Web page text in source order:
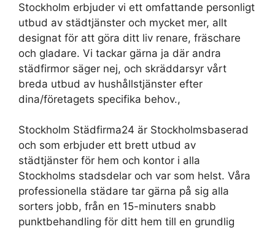
Stockholm erbjuder vi ett omfattande personligt
utbud av städtjänster och mycket mer, allt
designat för att göra ditt liv renare, fräschare
och gladare. Vi tackar gärna ja där andra
städfirmor säger nej, och skräddarsyr vårt
breda utbud av hushållstjänster efter
dina/företagets specifika behov.,
Stockholm Städfirma24 är Stockholmsbaserad
och som erbjuder ett brett utbud av
städtjänster för hem och kontor i alla
Stockholms stadsdelar och var som helst. Våra
professionella städare tar gärna på sig alla
sorters jobb, från en 15-minuters snabb
punktbehandling för ditt hem till en grundlig